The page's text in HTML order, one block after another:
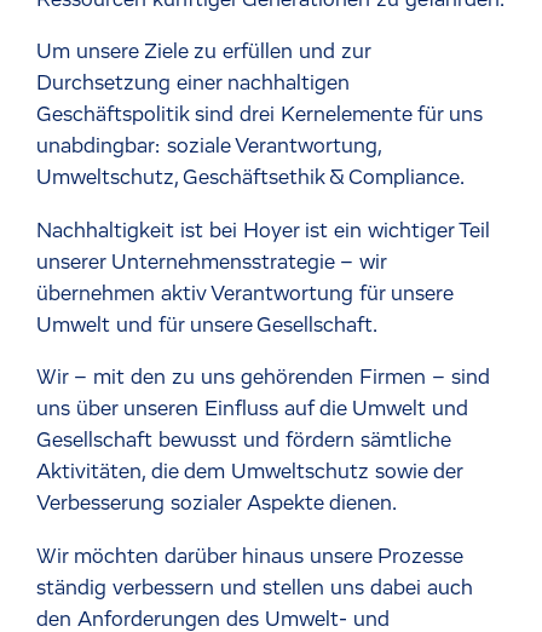
Um unsere Ziele zu erfüllen und zur
Durchsetzung einer nachhaltigen
Geschäftspolitik sind drei Kernelemente für uns
unabdingbar: soziale Verantwortung,
Umweltschutz, Geschäftsethik & Compliance.
Nachhaltigkeit ist bei Hoyer ist ein wichtiger Teil
unserer Unternehmensstrategie – wir
übernehmen aktiv Verantwortung für unsere
Umwelt und für unsere Gesellschaft.
Wir – mit den zu uns gehörenden Firmen – sind
uns über unseren Einfluss auf die Umwelt und
Gesellschaft bewusst und fördern sämtliche
Aktivitäten, die dem Umweltschutz sowie der
Verbesserung sozialer Aspekte dienen.
Wir möchten darüber hinaus unsere Prozesse
ständig verbessern und stellen uns dabei auch
den Anforderungen des Umwelt- und